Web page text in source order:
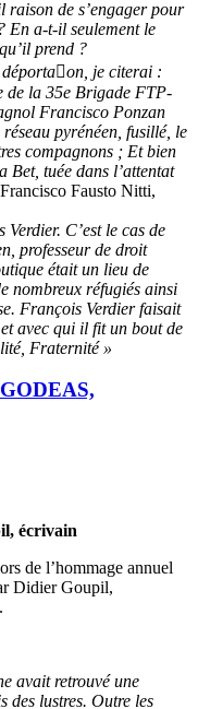
raison de s’engager pour
En a-t-il seulement le
prend ?
je citerai :
de la 35e Brigade FTP-
Francisco Ponzan
pyrénéen, fusillé, le
compagnons ; Et bien
Bet, tuée dans l’attentat
Fausto Nitti,
C’est le cas de
professeur de droit
était un lieu de
nombreux réfugiés ainsi
François Verdier faisait
avec qui il fit un bout de
Fraternité »
écrivain
de l’hommage annuel
Didier Goupil,
avait retrouvé une
des lustres. Outre les